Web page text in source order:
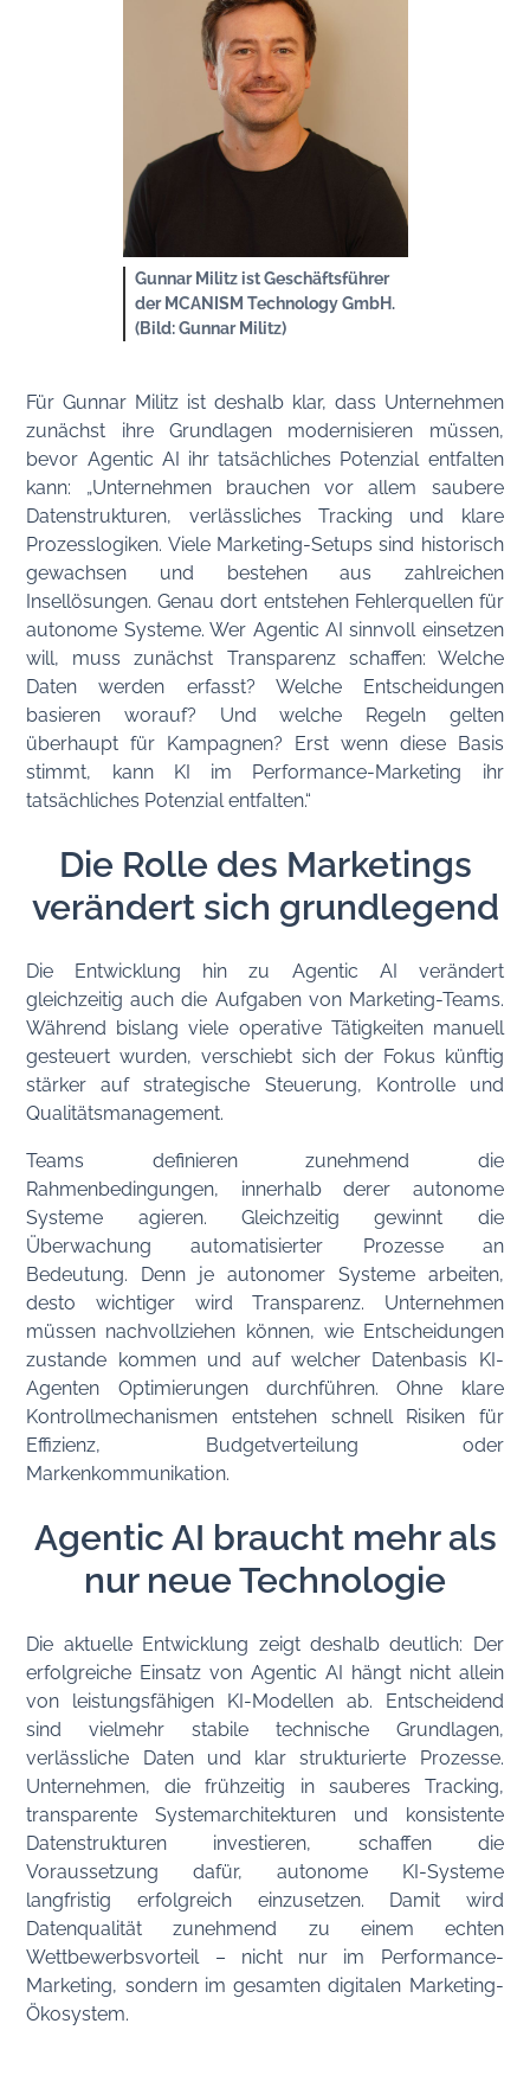
Gunnar Militz ist Geschäftsführer
der MCANISM Technology GmbH.
(Bild: Gunnar Militz)
Für Gunnar Militz ist deshalb klar, dass Unternehmen
zunächst ihre Grundlagen modernisieren müssen,
bevor Agentic AI ihr tatsächliches Potenzial entfalten
kann: „Unternehmen brauchen vor allem saubere
Datenstrukturen, verlässliches Tracking und klare
Prozesslogiken. Viele Marketing-Setups sind historisch
gewachsen und bestehen aus zahlreichen
Insellösungen. Genau dort entstehen Fehlerquellen für
autonome Systeme. Wer Agentic AI sinnvoll einsetzen
will, muss zunächst Transparenz schaffen: Welche
Daten werden erfasst? Welche Entscheidungen
basieren worauf? Und welche Regeln gelten
überhaupt für Kampagnen? Erst wenn diese Basis
stimmt, kann KI im Performance-Marketing ihr
tatsächliches Potenzial entfalten.“
Die Rolle des Marketings
verändert sich grundlegend
Die Entwicklung hin zu Agentic AI verändert
gleichzeitig auch die Aufgaben von Marketing-Teams.
Während bislang viele operative Tätigkeiten manuell
gesteuert wurden, verschiebt sich der Fokus künftig
stärker auf strategische Steuerung, Kontrolle und
Qualitätsmanagement.
Teams definieren zunehmend die
Rahmenbedingungen, innerhalb derer autonome
Systeme agieren. Gleichzeitig gewinnt die
Überwachung automatisierter Prozesse an
Bedeutung. Denn je autonomer Systeme arbeiten,
desto wichtiger wird Transparenz. Unternehmen
müssen nachvollziehen können, wie Entscheidungen
zustande kommen und auf welcher Datenbasis KI-
Agenten Optimierungen durchführen. Ohne klare
Kontrollmechanismen entstehen schnell Risiken für
Effizienz, Budgetverteilung oder
Markenkommunikation.
Agentic AI braucht mehr als
nur neue Technologie
Die aktuelle Entwicklung zeigt deshalb deutlich: Der
erfolgreiche Einsatz von Agentic AI hängt nicht allein
von leistungsfähigen KI-Modellen ab. Entscheidend
sind vielmehr stabile technische Grundlagen,
verlässliche Daten und klar strukturierte Prozesse.
Unternehmen, die frühzeitig in sauberes Tracking,
transparente Systemarchitekturen und konsistente
Datenstrukturen investieren, schaffen die
Voraussetzung dafür, autonome KI-Systeme
langfristig erfolgreich einzusetzen. Damit wird
Datenqualität zunehmend zu einem echten
Wettbewerbsvorteil – nicht nur im Performance-
Marketing, sondern im gesamten digitalen Marketing-
Ökosystem.